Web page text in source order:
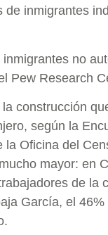
inmigrantes
no
Pew Research
construcción
según la
Oficina del
mayor: en
de la
García, el